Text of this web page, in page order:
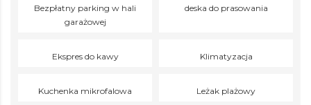
Bezpłatny parking w hali
garażowej
deska do prasowania
Ekspres do kawy Klimatyzacja
Kuchenka mikrofalowa Leżak plażowy